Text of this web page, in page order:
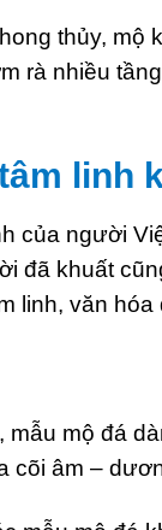
thủy, mộ
rà nhiều
linh
của người
đã khuất
linh, văn
mẫu mộ đá
cõi âm –